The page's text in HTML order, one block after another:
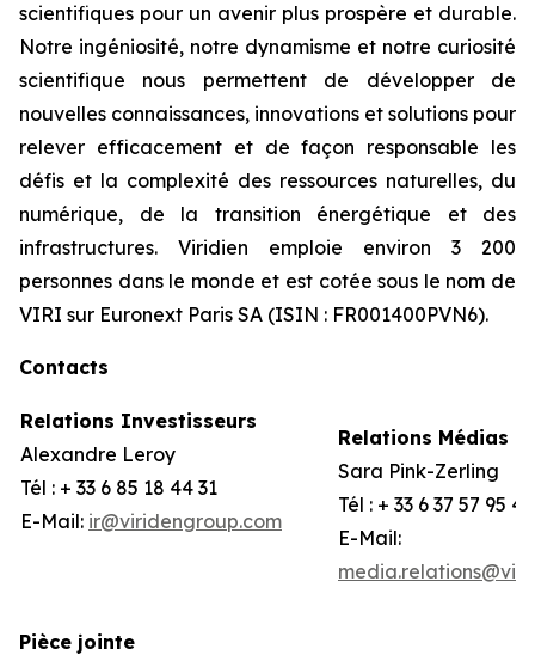
scientifiques pour un avenir plus prospère et durable.
Notre ingéniosité, notre dynamisme et notre curiosité
scientifique nous permettent de développer de
nouvelles connaissances, innovations et solutions pour
relever efficacement et de façon responsable les
défis et la complexité des ressources naturelles, du
numérique, de la transition énergétique et des
infrastructures. Viridien emploie environ 3 200
personnes dans le monde et est cotée sous le nom de
VIRI sur Euronext Paris SA (ISIN : FR001400PVN6).
Contacts
Relations Investisseurs
Alexandre Leroy
Tél : + 33 6 85 18 44 31
E-Mail: ir@viridengroup.com
Relations Médias
Sara Pink-Zerling
Tél : + 33 6 37 57 95 44
E-Mail:
Pièce jointe